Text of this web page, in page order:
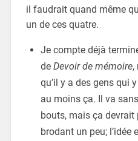
il faudrait quand même
un de ces quatre.
Je compte déjà
de Devoir de mémoire,
qu’il y a des gens qui
au moins ça. Il va
bouts, mais ça devrait
brodant un peu; l’idée